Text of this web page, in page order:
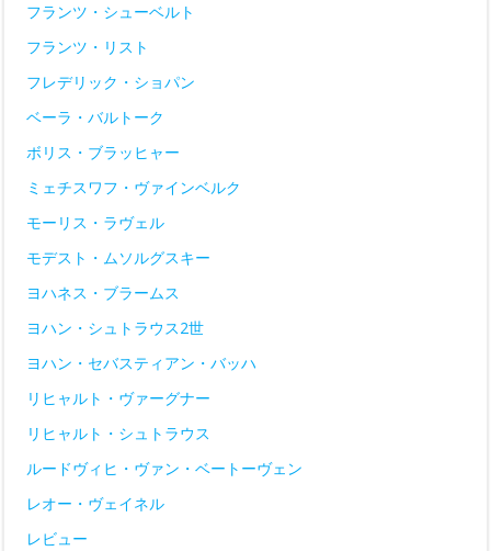
フランツ・シューベルト
フランツ・リスト
フレデリック・ショパン
ベーラ・バルトーク
ボリス・ブラッヒャー
ミェチスワフ・ヴァインベルク
モーリス・ラヴェル
モデスト・ムソルグスキー
ヨハネス・ブラームス
ヨハン・シュトラウス2世
ヨハン・セバスティアン・バッハ
リヒャルト・ヴァーグナー
リヒャルト・シュトラウス
ルードヴィヒ・ヴァン・ベートーヴェン
レオー・ヴェイネル
レビュー